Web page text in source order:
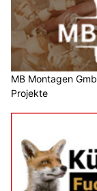
MB Montagen
Projekte